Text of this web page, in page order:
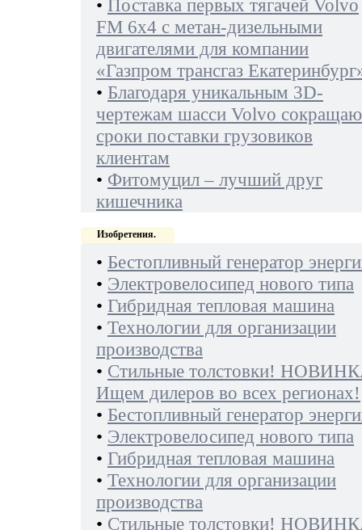
• Поставка первых тягачей Volvo
FM 6х4 с метан-дизельными
двигателями для компании
«Газпром трансгаз
• Благодаря уникальным 3D-
чертежам шасси Volvo
сроки поставки грузовиков
клиентам
• Фитомуцил – лучший друг
кишечника
Изобретения.
• Бестопливный генератор
• Электровелосипед нового типа
• Гибридная тепловая машина
• Технологии для организации
производства
• Стильные толстовки!
Ищем дилеров во всех регионах!
• Бестопливный генератор
• Электровелосипед нового типа
• Гибридная тепловая машина
• Технологии для организации
производства
• Стильные толстовки!